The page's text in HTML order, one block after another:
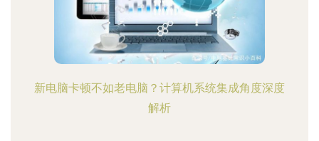
新电脑卡顿不如老电脑？计算机系统集成角度深度
解析